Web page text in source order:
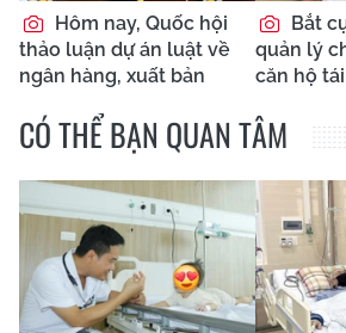
Hôm nay, Quốc hội
thảo luận dự án luật về
ngân hàng, xuất bản
Bắt
quản lý
căn hộ
CÓ THỂ BẠN QUAN TÂM